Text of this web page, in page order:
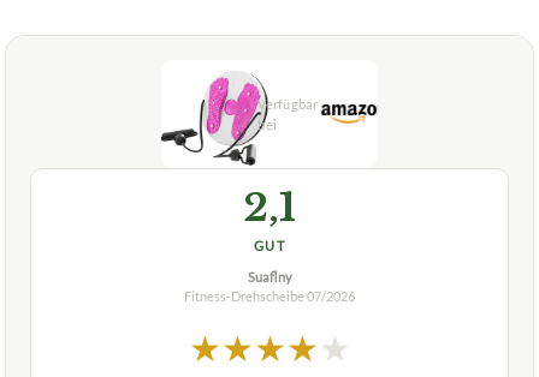
2,1
GUT
Suaflny
Fitness-Drehscheibe 07/2026
★★★★★